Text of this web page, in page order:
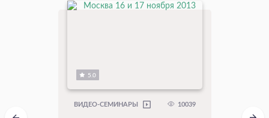
5.0
ВИДЕО-СЕМИНАРЫ 10039